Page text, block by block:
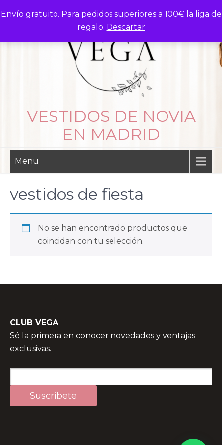
Envío gratuito. Para pedidos superiores a 100€ la liga de
regalo. Descartar
to
VESTIDOS DE NOVIA
EN MADRID
Menu
vestidos de fiesta
No se han encontrado productos que
coincidan con tu selección.
CLUB VEGA
Sé la primera en conocer novedades y ventajas
exclusivas.